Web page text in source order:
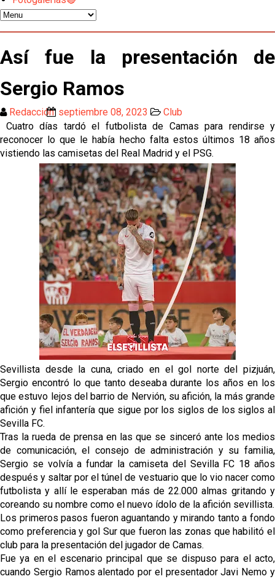
más antes del cierre
Djibril Sow pone rumbo a Italia para firmar su nuevo
Kochorashvili, seria opción para reforzar el centro
del campo sevillista
Sow muy cerca de cerrar su traspaso al Genoa
Oso es el siguiente en la lista para salir
El Sevilla FC oficializa la cesión de Rafa Mir al Aris
de Salónica
Juanlu se marcha traspasado al Bournemouth
Emery quiere pescar en el Atleti , el Villareal ya
tiene nuevo portero y el Getafe mueve ficha... Las
últimas novedades del mercado de La Liga
Vargas y Sow se incorporan al grupo en la sesión
del martes
Patrick Mercado no jugará en el Sevilla FC
El Sevilla FC pregunta al Atlético de Madrid por la
situación de Iker Luque
Nico Guillén:"Es importante que el equipo sea una
familia y se refleje en el campo"
Así fue la presentación de
Sergio Ramos
Redacción septiembre 08, 2023
Club
Cuatro días tardó el futbolista de Camas para rendirse y
reconocer lo que le había hecho falta estos últimos 18 años
vistiendo las camisetas del Real Madrid y el PSG.
Sevillista desde la cuna, criado en el gol norte del pizjuán,
Sergio encontró lo que tanto deseaba durante los años en los
que estuvo lejos del barrio de Nervión, su afición, la más grande
afición y fiel infantería que sigue por los siglos de los siglos al
Sevilla FC.
Tras la rueda de prensa en las que se sinceró ante los medios
de comunicación, el consejo de administración y su familia,
Sergio se volvía a fundar la camiseta del Sevilla FC 18 años
después y saltar por el túnel de vestuario que lo vio nacer como
futbolista y allí le esperaban más de 22.000 almas gritando y
coreando su nombre como el nuevo ídolo de la afición sevillista.
Los primeros pasos fueron aguantando y mirando tanto a fondo
como preferencia y gol Sur que fueron las zonas que habilitó el
club para la presentación del jugador de Camas.
Fue ya en el escenario principal que se dispuso para el acto,
cuando Sergio Ramos alentado por el presentador Javi Nemo y